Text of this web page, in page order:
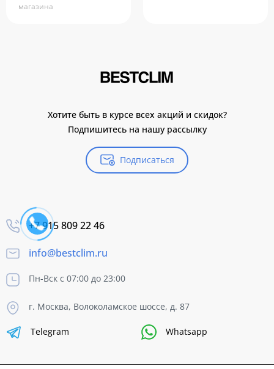
магазина
Хотите быть в курсе всех акций и скидок?
Подпишитесь на нашу рассылку
Подписаться
+7 915 809 22 46
info@bestclim.ru
Пн-Вск с 07:00 до 23:00
г. Москва, Волоколамское шоссе, д. 87
Telegram Whatsapp